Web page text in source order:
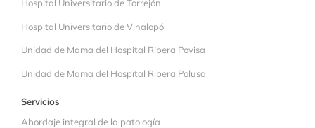
Hospital Universitario de Torrejón
Hospital Universitario de Vinalopó
Unidad de Mama del Hospital Ribera Povisa
Unidad de Mama del Hospital Ribera Polusa
Servicios
Abordaje integral de la patología